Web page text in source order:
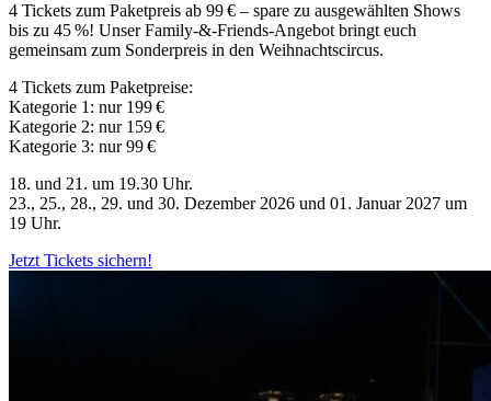
4 Tickets zum Paketpreis ab 99 € – spare zu ausgewählten Shows
bis zu 45 %! Unser Family-&-Friends-Angebot bringt euch
gemeinsam zum Sonderpreis in den Weihnachtscircus.
4 Tickets zum Paketpreise:
Kategorie 1: nur 199 €
Kategorie 2: nur 159 €
Kategorie 3: nur 99 €
18. und 21. um 19.30 Uhr.
23., 25., 28., 29. und 30. Dezember 2026 und 01. Januar 2027 um
19 Uhr.
Jetzt Tickets sichern!